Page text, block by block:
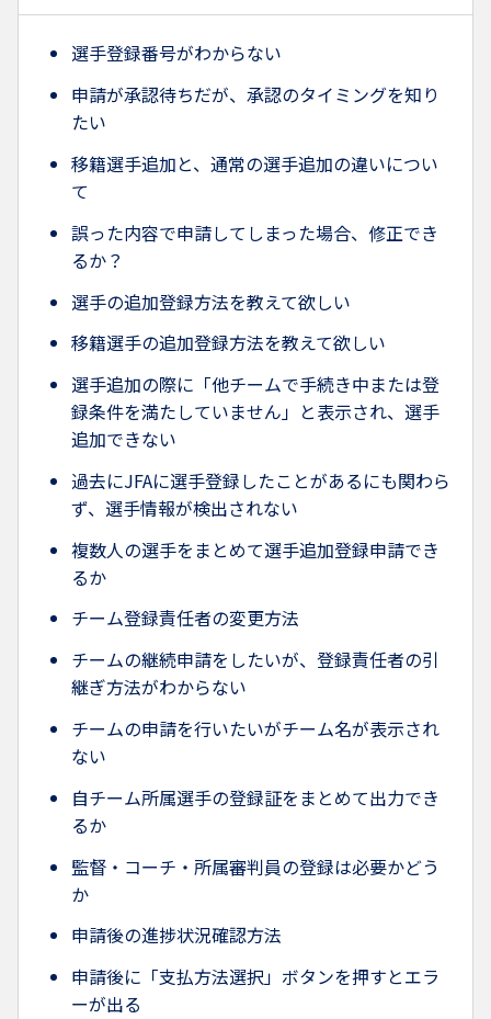
選手登録番号がわからない
申請が承認待ちだが、承認のタイミングを知り
たい
移籍選手追加と、通常の選手追加の違いについ
て
誤った内容で申請してしまった場合、修正でき
るか？
選手の追加登録方法を教えて欲しい
移籍選手の追加登録方法を教えて欲しい
選手追加の際に「他チームで手続き中または登
録条件を満たしていません」と表示され、選手
追加できない
過去にJFAに選手登録したことがあるにも関わら
ず、選手情報が検出されない
複数人の選手をまとめて選手追加登録申請でき
るか
チーム登録責任者の変更方法
チームの継続申請をしたいが、登録責任者の引
継ぎ方法がわからない
チームの申請を行いたいがチーム名が表示され
ない
自チーム所属選手の登録証をまとめて出力でき
るか
監督・コーチ・所属審判員の登録は必要かどう
か
申請後の進捗状況確認方法
申請後に「支払方法選択」ボタンを押すとエラ
ーが出る